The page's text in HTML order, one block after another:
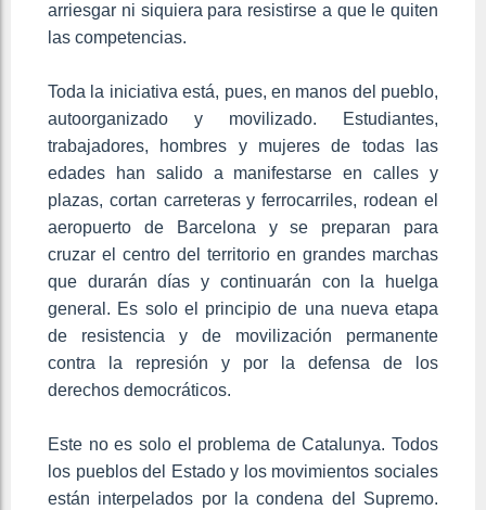
arriesgar ni siquiera para resistirse a que le quiten
las competencias.
Toda la iniciativa está, pues, en manos del pueblo,
autoorganizado y movilizado. Estudiantes,
trabajadores, hombres y mujeres de todas las
edades han salido a manifestarse en calles y
plazas, cortan carreteras y ferrocarriles, rodean el
aeropuerto de Barcelona y se preparan para
cruzar el centro del territorio en grandes marchas
que durarán días y continuarán con la huelga
general. Es solo el principio de una nueva etapa
de resistencia y de movilización permanente
contra la represión y por la defensa de los
derechos democráticos.
Este no es solo el problema de Catalunya. Todos
los pueblos del Estado y los movimientos sociales
están interpelados por la condena del Supremo.